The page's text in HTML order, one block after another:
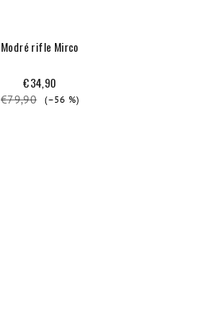
Modré rifle Mirco
€34,90
€79,90 (–56 %)